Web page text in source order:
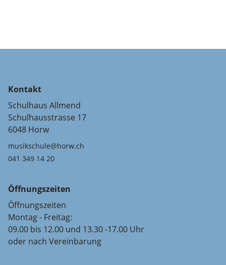
Kontakt
Schulhaus Allmend
Schulhausstrasse 17
6048 Horw
musikschule@horw.ch
041 349 14 20
Öffnungszeiten
Öffnungszeiten
Montag - Freitag:
09.00 bis 12.00 und 13.30 -17.00 Uhr
oder nach Vereinbarung